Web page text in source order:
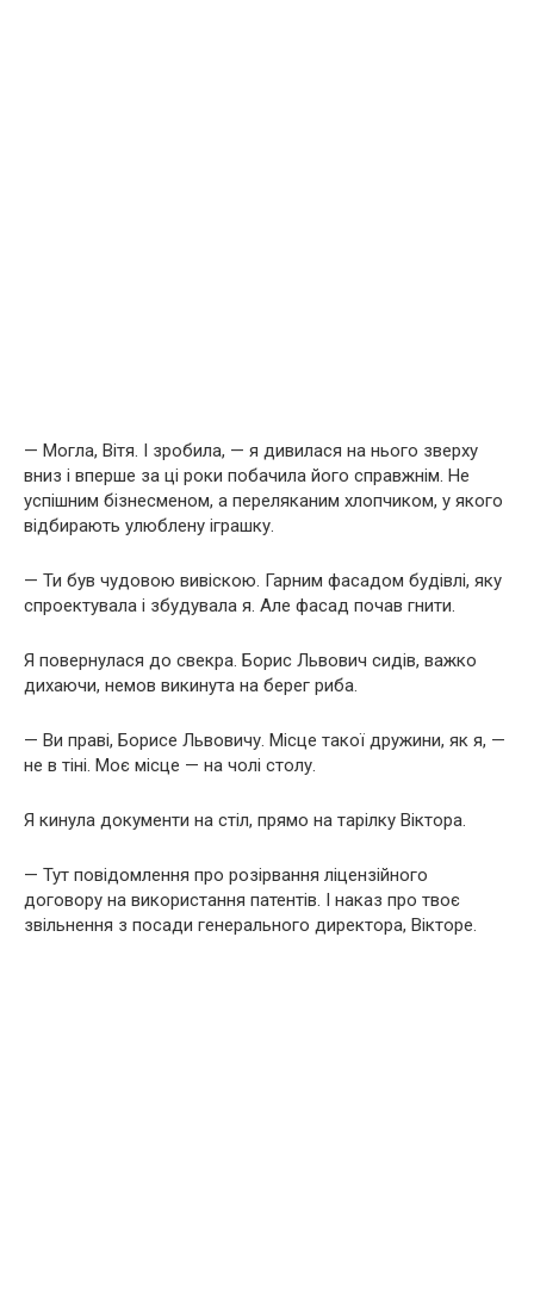
— Могла, Вітя. І зробила, — я дивилася на нього зверху
вниз і вперше за ці роки побачила його справжнім. Не
успішним бізнесменом, а переляканим хлопчиком, у якого
відбирають улюблену іграшку.
— Ти був чудовою вивіскою. Гарним фасадом будівлі, яку
спроектувала і збудувала я. Але фасад почав гнити.
Я повернулася до свекра. Борис Львович сидів, важко
дихаючи, немов викинута на берег риба.
— Ви праві, Борисе Львовичу. Місце такої дружини, як я, —
не в тіні. Моє місце — на чолі столу.
Я кинула документи на стіл, прямо на тарілку Віктора.
— Тут повідомлення про розірвання ліцензійного
договору на використання патентів. І наказ про твоє
звільнення з посади генерального директора, Вікторе.